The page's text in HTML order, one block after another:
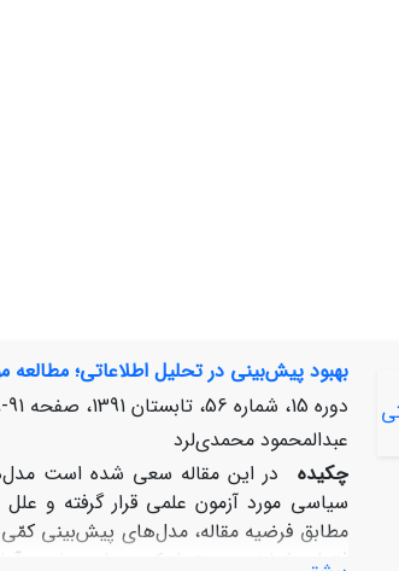
بهبود پیش‌بینی در تحلیل اطلاعاتی؛
دوره 15، شماره 56، تابستان 1391، صفحه
91-118
عبدالمحمود محمدی‌لرد
چکیده
در این مقاله سعی شده است
سیاسی مورد آزمون علمی قرار گرفته و علل
مطابق فرضیه مقاله، مدل‌های پیش‌بینی
فقدان شناخت عمیق از کیس‌ها و جامعه